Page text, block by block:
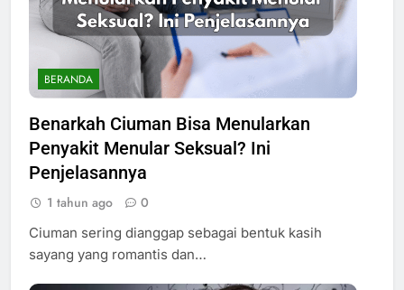
BERANDA
Benarkah Ciuman Bisa Menularkan
Penyakit Menular Seksual? Ini
Penjelasannya
1 tahun ago 0
Ciuman sering dianggap sebagai bentuk kasih
sayang yang romantis dan…